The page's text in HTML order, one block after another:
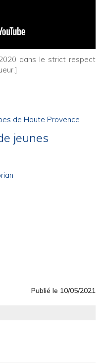
dans le strict respect
de Haute Provence
jeunes
Publié le 10/05/2021